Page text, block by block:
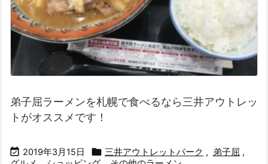
弟子屈ラーメンを札幌で食べるなら三井アウトレッ
トがオススメです！
 2019年3月15日  三井アウトレットパーク , 弟子屈 ,